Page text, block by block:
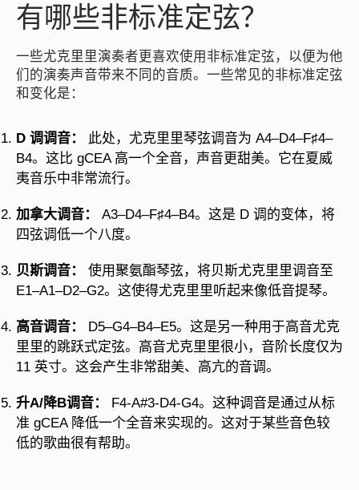
有哪些非标准定弦？
一些尤克里里演奏者更喜欢使用非标准定弦，以便为他
们的演奏声音带来不同的音质。一些常见的非标准定弦
和变化是：
D 调调音：
此处，尤克里里琴弦调音为 A4–D4–F♯4–
B4。这比 gCEA 高一个全音，声音更甜美。它在夏威
夷音乐中非常流行。
加拿大调音：
A3–D4–F♯4–B4。这是 D 调的变体，将
四弦调低一个八度。
贝斯调音：
使用聚氨酯琴弦，将贝斯尤克里里调音至
E1–A1–D2–G2。这使得尤克里里听起来像低音提琴。
高音调音：
D5–G4–B4–E5。这是另一种用于高音尤克
里里的跳跃式定弦。高音尤克里里很小，音阶长度仅为
11 英寸。这会产生非常甜美、高亢的音调。
升A/降B调音：
F4-A#3-D4-G4。这种调音是通过从标
准 gCEA 降低一个全音来实现的。这对于某些音色较
低的歌曲很有帮助。